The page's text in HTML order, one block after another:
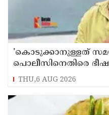
'കൊടുക്കാനുള്ളത്
പൊലീസിനെതിരെ
ആയങ്കിക്കെതിരെ
THU,6 AUG 2026